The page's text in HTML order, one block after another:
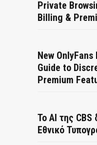
Private
Billing &
New
Guide to
Premium
Το AI της CBS
Εθνικό